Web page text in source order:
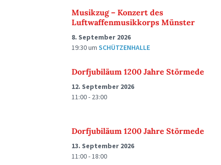
Musikzug – Konzert des
Luftwaffenmusikkorps Münster
8. September 2026
19:30um SCHÜTZENHALLE
Dorfjubiläum 1200 Jahre Störmede
12. September 2026
11:00 - 23:00
Dorfjubiläum 1200 Jahre Störmede
13. September 2026
11:00 - 18:00